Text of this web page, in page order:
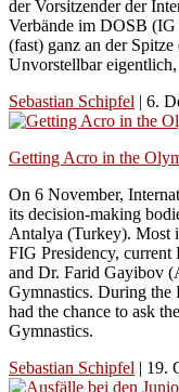
der Vorsitzender der
Verbände im DOSB
(fast) ganz an der Spitze
Unvorstellbar
Sebastian Schipfel | 6.
Getting Acro in the
On 6 November,
its decision-making
Antalya (Turkey). Most
FIG Presidency, current
and Dr. Farid Gayibov
Gymnastics. During the
had the chance to ask
Gymnastics.
Sebastian Schipfel | 19.